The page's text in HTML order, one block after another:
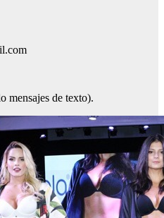
mensajes de texto).